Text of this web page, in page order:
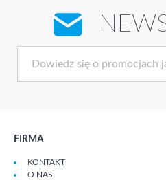
FIRMA
KONTAKT
O NAS